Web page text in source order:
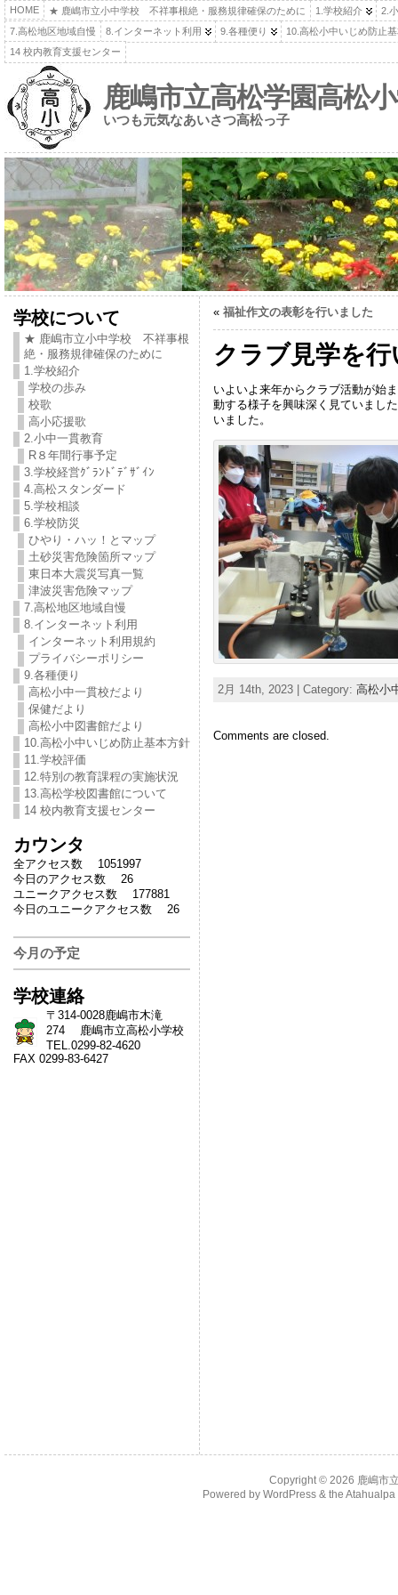
HOME ★ 鹿嶋市立小中学校 不祥事根絶・服務規律確保のために 1.学校紹介
2.
7.高松地区地域自慢
8.インターネット利用 9.各種便り
10.高松小中いじめ防止
14 校内教育支援センター
鹿嶋市立高松学園高松
いつも元気なあいさつ高松っ子
学校について
★ 鹿嶋市立小中学校 不祥事根
絶・服務規律確保のために
1.学校紹介
学校の歩み
校歌
高小応援歌
2.小中一貫教育
R８年間行事予定
3.学校経営ｸﾞﾗﾝﾄﾞﾃﾞｻﾞｲﾝ
4.高松スタンダード
5.学校相談
6.学校防災
ひやり・ハッ！とマップ
土砂災害危険箇所マップ
東日本大震災写真一覧
津波災害危険マップ
7.高松地区地域自慢
8.インターネット利用
インターネット利用規約
プライバシーポリシー
9.各種便り
高松小中一貫校だより
保健だより
高松小中図書館だより
10.高松小中いじめ防止基本方針
11.学校評価
12.特別の教育課程の実施状況
13.高松学校図書館について
14 校内教育支援センター
カウンタ
全アクセス数 1051997
今日のアクセス数 26
ユニークアクセス数 177881
今日のユニークアクセス数 26
今月の予定
学校連絡
〒314-0028鹿嶋市木滝
274 鹿嶋市立高松小学校
TEL.0299-82-4620
FAX 0299-83-6427
« 福祉作文の表彰を行いました
クラブ見学を
いよいよ来年からクラブ活動が始
動する様子を興味深く見ていまし
いました。
2月 14th, 2023 | Category: 高松小
Comments are closed.
Copyright © 2026 鹿嶋市
Powered by WordPress& the Atahualpa